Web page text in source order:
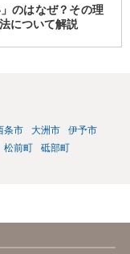
のはなぜ？その理
について解説
条市 大洲市
伊予市
松前町
砥部町